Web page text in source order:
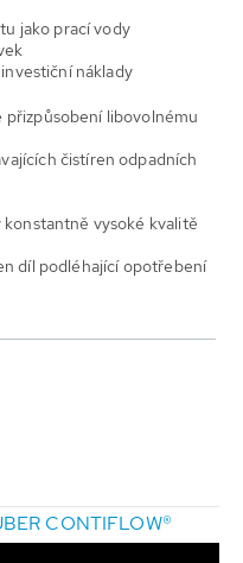
jako prací vody
náklady
libovolnému
čistíren odpadních
vysoké kvalitě
díl podléhající opotřebení
CONTIFLOW®